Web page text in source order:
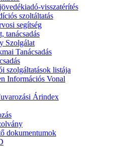
visszatérítés
szoltáltatás
segítség
tanácsadás
Szolgálat
Tanácsadás
szolgáltatások listája
Információs Vonal
Árindex
dokumentumok